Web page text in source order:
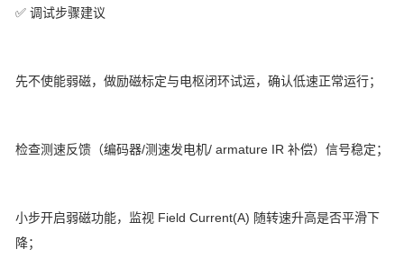
✅ 调试步骤建议
先不使能弱磁，做励磁标定与电枢闭环试运，确认低速正常运行；
检查测速反馈（编码器/测速发电机/ armature IR 补偿）信号稳定；
小步开启弱磁功能，监视 Field Current(A) 随转速升高是否平滑下
降；